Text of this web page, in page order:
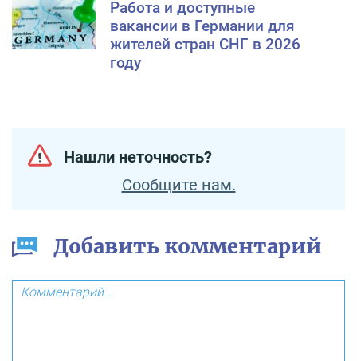
Работа и доступные
вакансии в Германии для
жителей стран СНГ в 2026
году
Нашли неточность?
Сообщите нам.
Добавить комментарий